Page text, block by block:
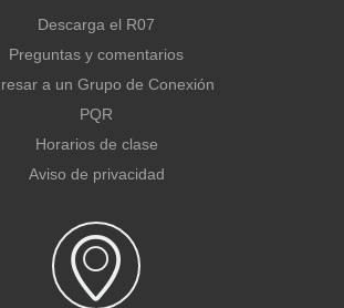
Descarga el R07
Preguntas y comentarios
a un Grupo de Conexión
PQR
Horarios de clase
Aviso de privacidad